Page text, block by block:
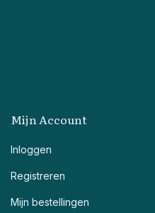
Mijn Account
Inloggen
Registreren
Mijn bestellingen